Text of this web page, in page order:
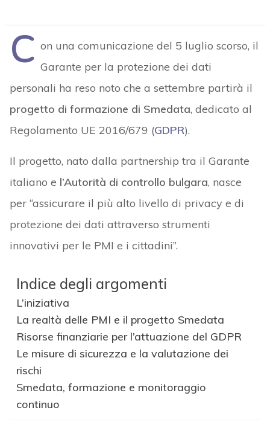
C on una comunicazione del 5 luglio scorso, il
Garante per la protezione dei dati
personali ha reso noto che a settembre partirà il
progetto di formazione di Smedata, dedicato al
Regolamento UE 2016/679 (GDPR).
Il progetto, nato dalla partnership tra il Garante
italiano e l’Autorità di controllo bulgara, nasce
per “assicurare il più alto livello di privacy e di
protezione dei dati attraverso strumenti
innovativi per le PMI e i cittadini”.
Indice degli argomenti
L’iniziativa
La realtà delle PMI e il progetto Smedata
Risorse finanziarie per l’attuazione del GDPR
Le misure di sicurezza e la valutazione dei
rischi
Smedata, formazione e monitoraggio
continuo